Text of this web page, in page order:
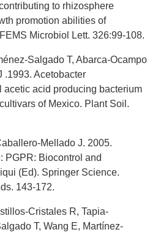
to rhizosphere
promotion abilities of
Microbiol Lett. 326:99-108.
Salgado T, Abarca-Ocampo
.1993. Acetobacter
acid producing bacterium
of Mexico. Plant Soil.
Mellado J. 2005.
PGPR: Biocontrol and
(Ed). Springer Science.
143-172.
Cristales R, Tapia-
T, Wang E, Martínez-